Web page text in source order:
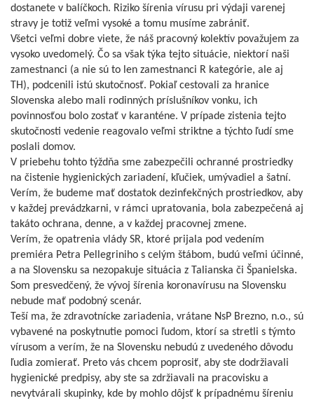
dostanete v balíčkoch. Riziko šírenia vírusu pri výdaji varenej
stravy je totiž veľmi vysoké a tomu musíme zabrániť.
Všetci veľmi dobre viete, že náš pracovný kolektív považujem za
vysoko uvedomelý. Čo sa však týka tejto situácie, niektorí naši
zamestnanci (a nie sú to len zamestnanci R kategórie, ale aj
TH), podcenili istú skutočnosť. Pokiaľ cestovali za hranice
Slovenska alebo mali rodinných príslušníkov vonku, ich
povinnosťou bolo zostať v karanténe. V prípade zistenia tejto
skutočnosti vedenie reagovalo veľmi striktne a týchto ľudí sme
poslali domov.
V priebehu tohto týždňa sme zabezpečili ochranné prostriedky
na čistenie hygienických zariadení, kľučiek, umývadiel a šatní.
Verím, že budeme mať dostatok dezinfekčných prostriedkov, aby
v každej prevádzkarni, v rámci upratovania, bola zabezpečená aj
takáto ochrana, denne, a v každej pracovnej zmene.
Verím, že opatrenia vlády SR, ktoré prijala pod vedením
premiéra Petra Pellegriniho s celým štábom, budú veľmi účinné,
a na Slovensku sa nezopakuje situácia z Talianska či Španielska.
Som presvedčený, že vývoj šírenia koronavírusu na Slovensku
nebude mať podobný scenár.
Teší ma, že zdravotnícke zariadenia, vrátane NsP Brezno, n.o., sú
vybavené na poskytnutie pomoci ľudom, ktorí sa stretli s týmto
vírusom a verím, že na Slovensku nebudú z uvedeného dôvodu
ľudia zomierať. Preto vás chcem poprosiť, aby ste dodržiavali
hygienické predpisy, aby ste sa zdržiavali na pracovisku a
nevytvárali skupinky, kde by mohlo dôjsť k prípadnému šíreniu